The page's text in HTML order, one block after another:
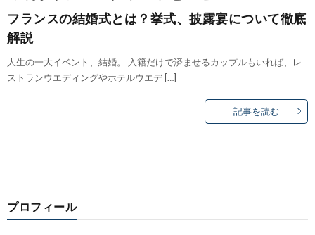
フランスの結婚式とは？挙式、披露宴について徹底
解説
人生の一大イベント、結婚。 入籍だけで済ませるカップルもいれば、レ
ストランウエディングやホテルウエデ […]
記事を読む
プロフィール